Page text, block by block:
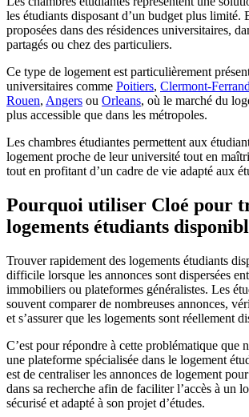
les étudiants disposant d’un budget plus limité.
proposées dans des résidences universitaires,
partagés ou chez des particuliers.
Ce type de logement est particulièrement
universitaires comme Poitiers, Clermont-
Rouen, Angers ou Orleans, où le marché du
plus accessible que dans les métropoles.
Les chambres étudiantes permettent aux
logement proche de leur université tout en
tout en profitant d’un cadre de vie adapté aux
Pourquoi utiliser Cloé pour
logements étudiants
Trouver rapidement des logements étudiants
difficile lorsque les annonces sont dispersées
immobiliers ou plateformes généralistes. Les
souvent comparer de nombreuses annonces,
et s’assurer que les logements sont réellement
C’est pour répondre à cette problématique que
une plateforme spécialisée dans le logement
est de centraliser les annonces de logement
dans sa recherche afin de faciliter l’accès à un
sécurisé et adapté à son projet d’études.